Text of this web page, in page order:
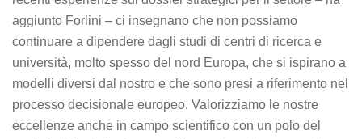
aggiunto Forlini – ci insegnano che non possiamo
continuare a dipendere dagli studi di centri di ricerca e
università, molto spesso del nord Europa, che si ispirano a
modelli diversi dal nostro e che sono presi a riferimento nel
processo decisionale europeo. Valorizziamo le nostre
eccellenze anche in campo scientifico con un polo del